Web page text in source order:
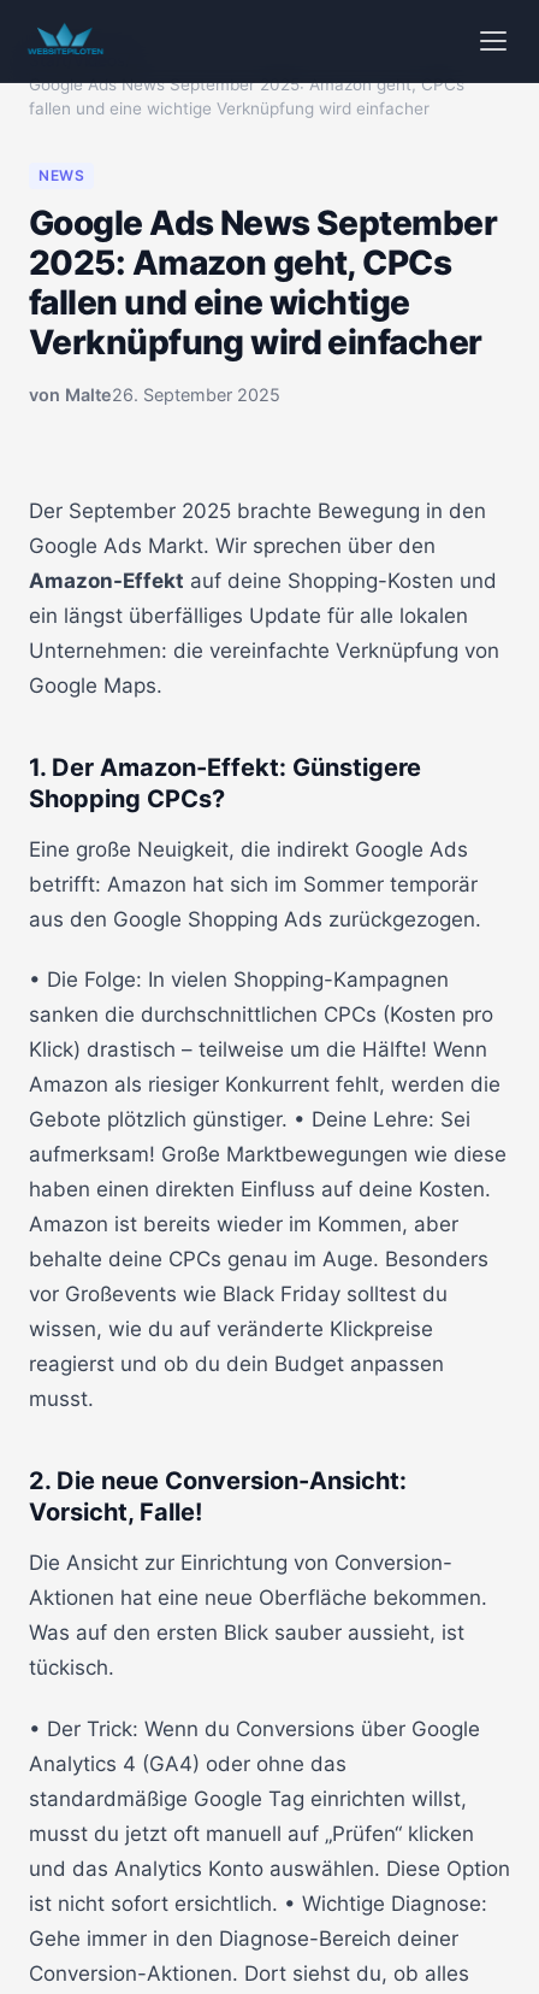
Start/Videos
Google Ads News September 2025: Amazon geht, CPCs
fallen und eine wichtige Verknüpfung wird einfacher
NEWS
Google Ads News September
2025: Amazon geht, CPCs
fallen und eine wichtige
Verknüpfung wird einfacher
von Malte26. September 2025
Der September 2025 brachte Bewegung in den
Google Ads Markt. Wir sprechen über den
Amazon-Effekt auf deine Shopping-Kosten und
ein längst überfälliges Update für alle lokalen
Unternehmen: die vereinfachte Verknüpfung von
Google Maps.
1. Der Amazon-Effekt: Günstigere
Shopping CPCs?
Eine große Neuigkeit, die indirekt Google Ads
betrifft: Amazon hat sich im Sommer temporär
aus den Google Shopping Ads zurückgezogen.
• Die Folge: In vielen Shopping-Kampagnen
sanken die durchschnittlichen CPCs (Kosten pro
Klick) drastisch – teilweise um die Hälfte! Wenn
Amazon als riesiger Konkurrent fehlt, werden die
Gebote plötzlich günstiger. • Deine Lehre: Sei
aufmerksam! Große Marktbewegungen wie diese
haben einen direkten Einfluss auf deine Kosten.
Amazon ist bereits wieder im Kommen, aber
behalte deine CPCs genau im Auge. Besonders
vor Großevents wie Black Friday solltest du
wissen, wie du auf veränderte Klickpreise
reagierst und ob du dein Budget anpassen
musst.
2. Die neue Conversion-Ansicht:
Vorsicht, Falle!
Die Ansicht zur Einrichtung von Conversion-
Aktionen hat eine neue Oberfläche bekommen.
Was auf den ersten Blick sauber aussieht, ist
tückisch.
• Der Trick: Wenn du Conversions über Google
Analytics 4 (GA4) oder ohne das
standardmäßige Google Tag einrichten willst,
musst du jetzt oft manuell auf „Prüfen“ klicken
und das Analytics Konto auswählen. Diese Option
ist nicht sofort ersichtlich. • Wichtige Diagnose:
Gehe immer in den Diagnose-Bereich deiner
Conversion-Aktionen. Dort siehst du, ob alles